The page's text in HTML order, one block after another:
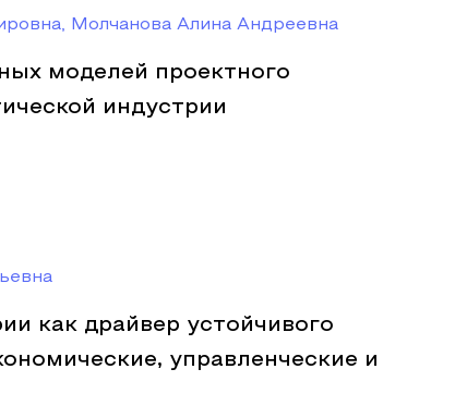
Молчанова Алина Андреевна
моделей проектного
индустрии
как драйвер устойчивого
управленческие и